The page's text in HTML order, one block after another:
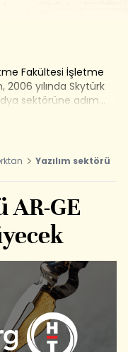
Fakültesi İşletme
yılında Skytürk
sektörüne adım
HT'de kariyerine
sunuculuğunu
Yazılım sektörü
AR-GE